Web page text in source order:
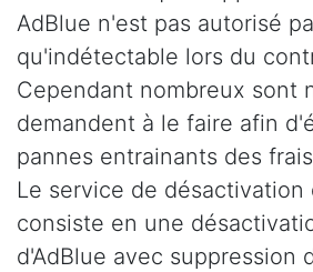
AdBlue n'est pas autorisé
qu'indétectable lors du
Cependant nombreux sont
demandent à le faire afin
pannes entrainants des
Le service de désactivation
consiste en une
d'AdBlue avec suppression